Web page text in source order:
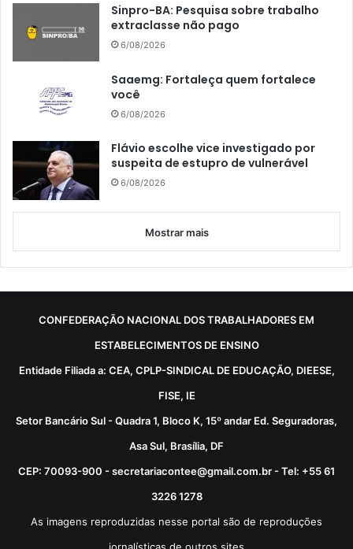
Sinpro-BA: Pesquisa sobre trabalho
extraclasse não pago
6/08/2026
Saaemg: Fortaleça quem fortalece
você
6/08/2026
Flávio escolhe vice investigado por
suspeita de estupro de vulnerável
6/08/2026
Mostrar mais
CONFEDERAÇÃO NACIONAL DOS TRABALHADORES EM
ESTABELECIMENTOS DE ENSINO
Entidade Filiada a: CEA, CPLP-SINDICAL DE EDUCAÇÃO, DIEESE,
FISE, IE
Setor Bancário Sul - Quadra 1, Bloco K, 15º andar Ed. Seguradoras,
Asa Sul, Brasília, DF
CEP: 70093-900 - secretariacontee@gmail.com.br - Tel: +55 61
3226 1278
As imagens reproduzidas nesse portal são de reproduções